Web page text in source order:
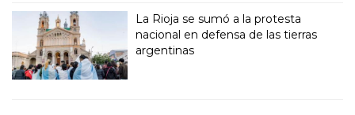
La Rioja se sumó a la protesta
nacional en defensa de las tierras
argentinas